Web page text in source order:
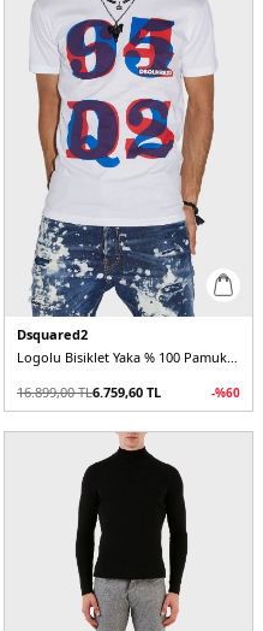
Dsquared2
Logolu Bisiklet Yaka % 100 Pamuk Regular Fit Erkek T Shirt
16.899,00TL6.759,60 TL -%60